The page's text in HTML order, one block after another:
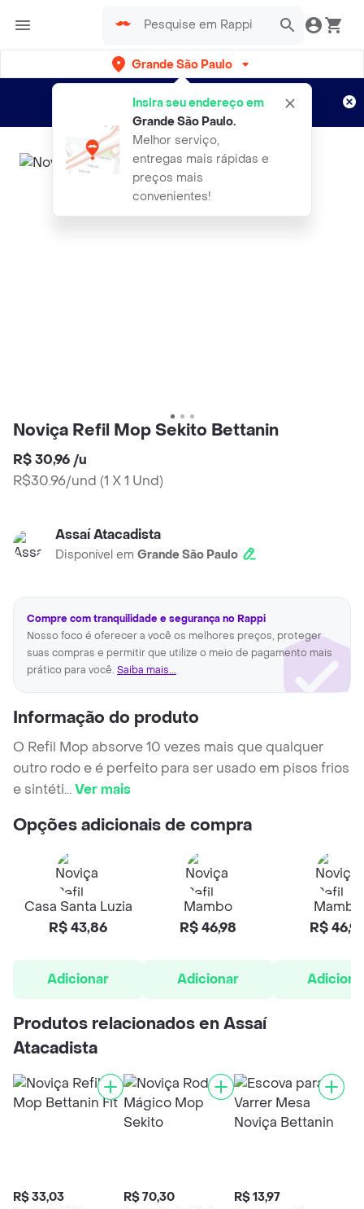
Grande São Paulo
Insira seu endereço em
Grande São Paulo.
Melhor serviço,
entregas mais rápidas e
preços mais
convenientes!
Entregas grátis por 15 dias!
Aplicam T&C
Noviça Refil Mop Sekito Bettanin
R$ 30,96 /u
R$30.96/und (1 X 1 Und)
Assaí Atacadista
Disponível em Grande São Paulo
Compre com tranquilidade e segurança no Rappi
Nosso foco é oferecer a você os melhores preços, proteger
suas compras e permitir que utilize o meio de pagamento mais
prático para você. Saiba mais...
Informação do produto
O Refil Mop absorve 10 vezes mais que qualquer
outro rodo e é perfeito para ser usado em pisos frios
e sintéti...Ver mais
Opções adicionais de compra
Casa Santa Luzia
R$ 43,86
Adicionar
Mambo
R$ 46,98
Adicionar
Mambo
R$
Produtos relacionados en Assaí
Atacadista
R$ 33,03 R$ 70,30 R$ 13,97